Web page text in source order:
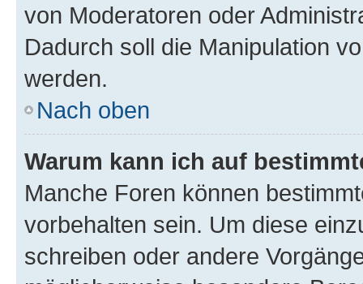
von Moderatoren oder
Dadurch soll die Manipulation
werden.
Nach oben
Warum kann ich auf
Manche Foren können
vorbehalten sein. Um diese
schreiben oder andere